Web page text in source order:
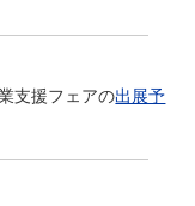
支援フェアの出展予